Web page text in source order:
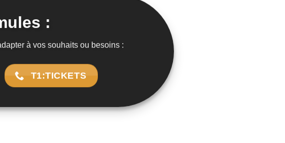
:
à vos souhaits ou besoins :
T1:TICKETS